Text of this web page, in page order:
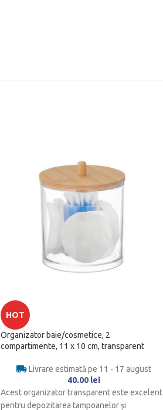
HOT
Organizator baie/cosmetice, 2
compartimente, 11 x 10 cm, transparent
Livrare estimată pe 11 - 17 august
40.00 lei
Acest organizator transparent este excelent
pentru depozitarea tampoanelor și